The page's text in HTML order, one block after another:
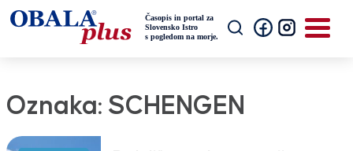
Oznaka: SCHENGEN